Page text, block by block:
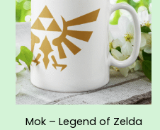
Mok – Legend of Zelda